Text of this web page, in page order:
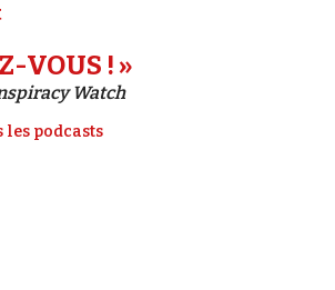
VOUS ! »
Watch
les podcasts